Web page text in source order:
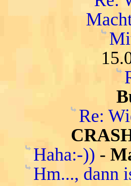
Re:
Haha:-)) -
Hm..., dann